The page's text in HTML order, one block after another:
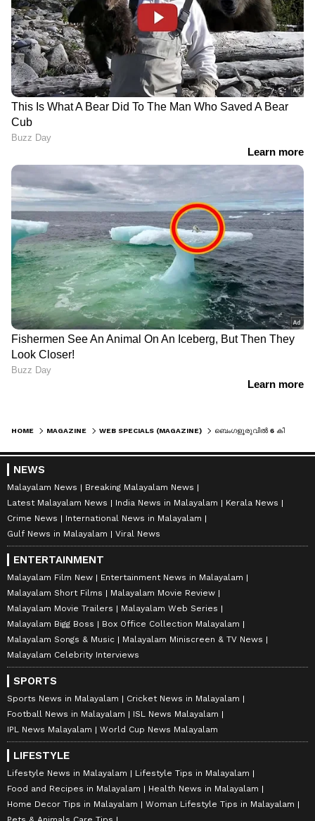
HOME MAGAZINE WEB SPECIALS (MAGAZINE)
NEWS
Malayalam News
Breaking Malayalam News
Latest Malayalam News
India News in Malayalam
Kerala News
Crime News
International News in Malayalam
Gulf News in Malayalam
Viral News
ENTERTAINMENT
Malayalam Film New
Entertainment News in Malayalam
Malayalam Short Films
Malayalam Movie Review
Malayalam Movie Trailers
Malayalam Web Series
Malayalam Bigg Boss
Box Office Collection Malayalam
Malayalam Songs & Music
Malayalam Miniscreen & TV News
Malayalam Celebrity Interviews
SPORTS
Sports News in Malayalam
Cricket News in Malayalam
Football News in Malayalam
ISL News Malayalam
IPL News Malayalam
World Cup News Malayalam
LIFESTYLE
Lifestyle News in Malayalam
Lifestyle Tips in Malayalam
Food and Recipes in Malayalam
Health News in Malayalam
Home Decor Tips in Malayalam
Woman Lifestyle Tips in Malayalam